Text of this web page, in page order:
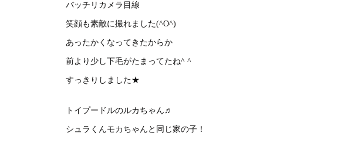
バッチリカメラ目線
笑顔も素敵に撮れました(^O^)
あったかくなってきたからか
前より少し下毛がたまってたね^ ^
すっきりしました★
トイプードルのルカちゃん♬
シュラくんモカちゃんと同じ家の子！